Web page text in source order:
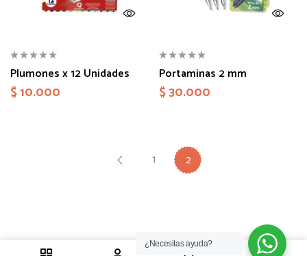
1
Plumones x 12 Unidades
$10.000
Portaminas 2 mm
$30.000
1 2
¿Necesitas ayuda?